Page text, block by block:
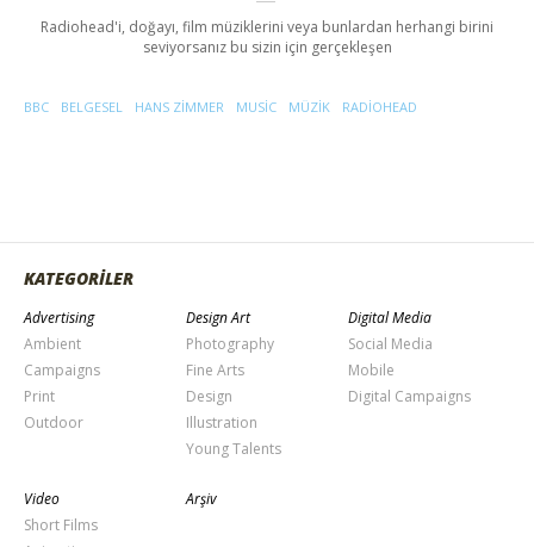
Radiohead'i, doğayı, film müziklerini veya bunlardan herhangi birini
seviyorsanız bu sizin için gerçekleşen
BBC BELGESEL HANS ZIMMER MUSIC MÜZIK RADIOHEAD
KATEGORİLER
Advertising
Ambient
Campaigns
Print
Outdoor
Design Art
Photography
Fine Arts
Design
Illustration
Young Talents
Digital Media
Social Media
Mobile
Digital Campaigns
Video
Short Films
Arşiv